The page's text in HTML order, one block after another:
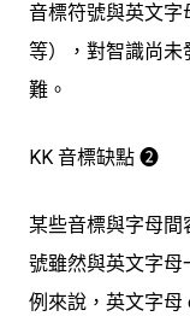
音標符號與英文
等），對智識尚未
難。
KK 音標缺點 ➋
某些音標與字母間
號雖然與英文字母
例來說，英文字母